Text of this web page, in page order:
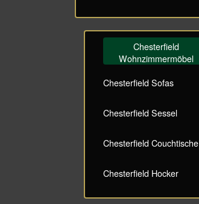
Chesterfield
Wohnzimmermöbel
Chesterfield Sofas
Chesterfield Sessel
Chesterfield Couchtische
Chesterfield Hocker